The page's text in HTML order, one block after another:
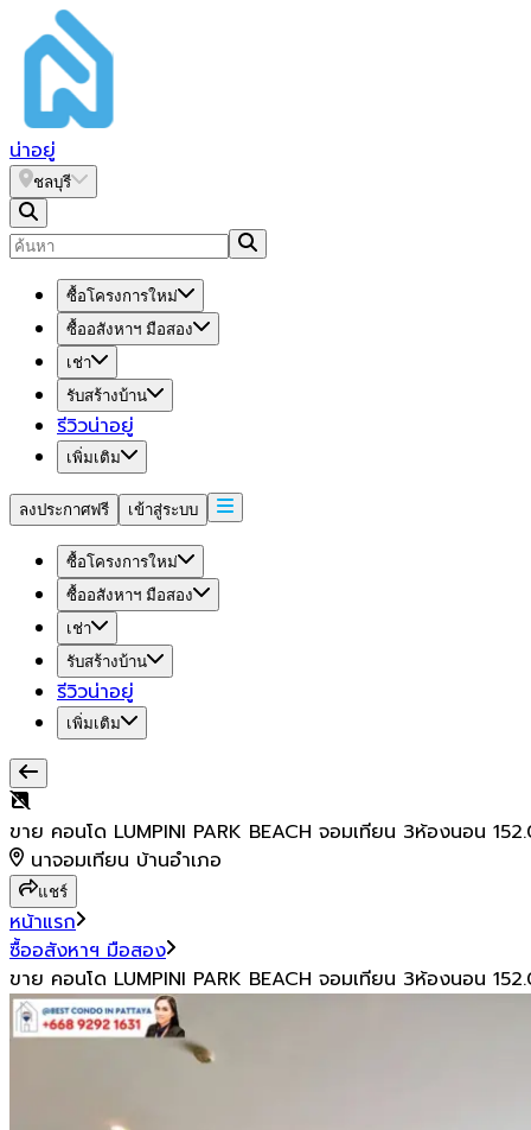
น่าอยู่
ชลบุรี
ซื้อโครงการใหม่
ซื้ออสังหาฯ มือสอง
เช่า
รับสร้างบ้าน
รีวิวน่าอยู่
เพิ่มเติม
ลงประกาศฟรี เข้าสู่ระบบ
ซื้อโครงการใหม่
ซื้ออสังหาฯ มือสอง
เช่า
รับสร้างบ้าน
รีวิวน่าอยู่
เพิ่มเติม
ขาย คอนโด LUMPINI PARK BEACH จอมเทียน 3ห้องนอน
นาจอมเทียน บ้านอำเภอ
แชร์
หน้าแรก
ซื้ออสังหาฯ มือสอง
ขาย คอนโด LUMPINI PARK BEACH จอมเทียน 3ห้องนอน